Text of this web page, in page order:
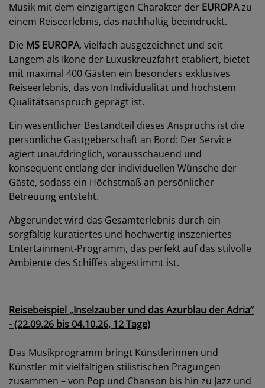
Musik mit dem einzigartigen Charakter der EUROPAzu
einem Reiseerlebnis, das nachhaltig beeindruckt.
Die MS EUROPA, vielfach ausgezeichnet und seit
Langem als Ikone der Luxuskreuzfahrt etabliert, bietet
mit maximal 400 Gästen ein besonders exklusives
Reiseerlebnis, das von Individualität und höchstem
Qualitätsanspruch geprägt ist.
Ein wesentlicher Bestandteil dieses Anspruchs ist die
persönliche Gastgeberschaft an Bord: Der Service
agiert unaufdringlich, vorausschauend und
konsequent entlang der individuellen Wünsche der
Gäste, sodass ein Höchstmaß an persönlicher
Betreuung entsteht.
Abgerundet wird das Gesamterlebnis durch ein
sorgfältig kuratiertes und hochwertig inszeniertes
Entertainment-Programm, das perfekt auf das stilvolle
Ambiente des Schiffes abgestimmt ist.
Reisebeispiel „Inselzauber und das Azurblau der Adria”
- (22.09.26 bis 04.10.26, 12 Tage)
Das Musikprogramm bringt Künstlerinnen und
Künstler mit vielfältigen stilistischen Prägungen
zusammen – von Pop und Chanson bis hin zu Jazz und